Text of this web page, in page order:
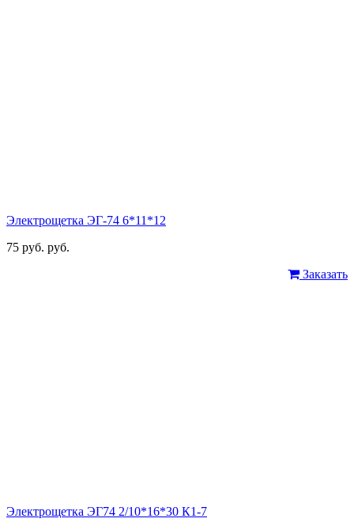
Электрощетка ЭГ-74 6*11*12
75 руб. руб.
Заказать
Электрощетка ЭГ74 2/10*16*30 К1-7